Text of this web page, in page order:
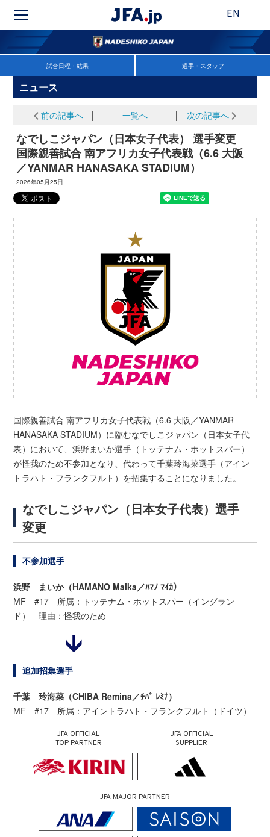
EN
試合日程・結果 選手・スタッフ
ニュース
前の記事へ 一覧へ 次の記事へ
なでしこジャパン（日本女子代表） 選手変更
国際親善試合 南アフリカ女子代表戦（6.6 大阪
／YANMAR HANASAKA STADIUM）
2026年05月25日
国際親善試合 南アフリカ女子代表戦（6.6 大阪／YANMAR
HANASAKA STADIUM）に臨むなでしこジャパン（日本女子代
表）において、浜野まいか選手（トッテナム・ホットスパー）
が怪我のため不参加となり、代わって千葉玲海菜選手（アイン
トラハト・フランクフルト）を招集することになりました。
なでしこジャパン（日本女子代表）選手
変更
不参加選手
浜野 まいか（HAMANO Maika／ﾊﾏﾉ ﾏｲｶ）
MF #17 所属：トッテナム・ホットスパー（イングラン
ド） 理由：怪我のため
追加招集選手
千葉 玲海菜（CHIBA Remina／ﾁﾊﾞ ﾚﾐﾅ）
MF #17 所属：アイントラハト・フランクフルト（ドイツ）
JFA OFFICIAL
TOP PARTNER
JFA OFFICIAL
SUPPLIER
JFA MAJOR PARTNER